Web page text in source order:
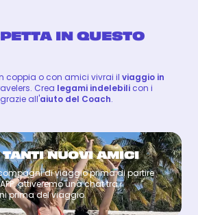
IN QUESTO
coppia o con amici vivrai il viaggio in
Crea legami indelebili con i
all'aiuto del Coach.
NUOVI AMICI
di viaggio prima di partire
attiveremo una chat tra i
prima del viaggio.